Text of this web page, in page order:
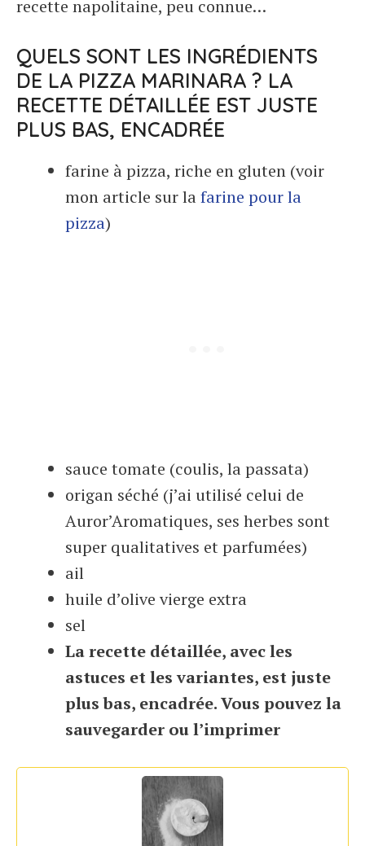
recette napolitaine, peu connue…
QUELS SONT LES INGRÉDIENTS
DE LA PIZZA MARINARA ? LA
RECETTE DÉTAILLÉE EST JUSTE
PLUS BAS, ENCADRÉE
farine à pizza, riche en gluten (voir
mon article sur lafarine pour la
pizza)
sauce tomate (coulis, la passata)
origan séché (j’ai utilisé celui de
Auror’Aromatiques, ses herbes sont
super qualitatives et parfumées)
ail
huile d’olive vierge extra
sel
La recette détaillée, avec les
astuces et les variantes, est juste
plus bas, encadrée. Vous pouvez la
sauvegarder ou l’imprimer